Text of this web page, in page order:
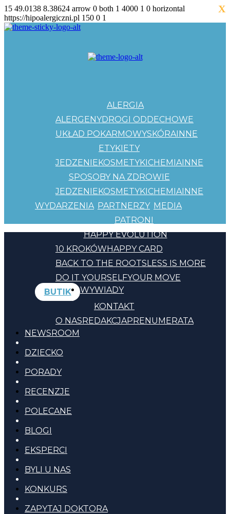
15 49.0138 8.38624 arrow 0 both 1 4000 1 0 horizontal
https://hipoalergiczni.pl 150 0 1
ALERGIA
ALERGENYDROGI ODDECHOWE
UKŁAD POKARMOWYSKÓRAINNE
ETYKIETY
JEDZENIEKOSMETYKICHEMIAINNE
SPOSOBY NA ZDROWIE
JEDZENIEKOSMETYKICHEMIAINNE
WYDARZENIA PARTNERZY
PATRONI
MEDIA
HAPPY EVOLUTION
10 KROKÓWHAPPY CARD
BACK TO THE ROOTSLESS IS MORE
DO IT YOURSELFYOUR MOVE
BUTIK
KONTAKT
O NASREDAKCJAPRENUMERATA
WYWIADY
NEWSROOM
DZIECKO
PORADY
RECENZJE
POLECANE
BLOGI
EKSPERCI
BYLI U NAS
KONKURS
ZAPYTAJ DOKTORA
X